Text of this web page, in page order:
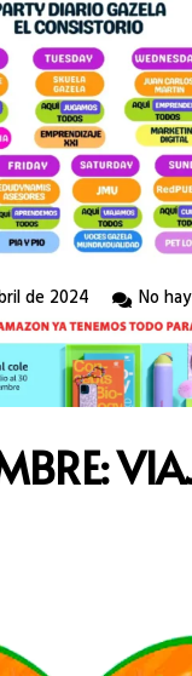
de 2024 No